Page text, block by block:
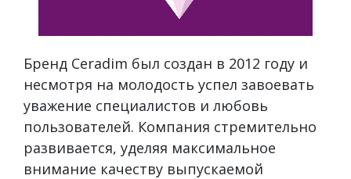
Бренд Ceradim был создан в 2012 году и
несмотря на молодость успел завоевать
уважение специалистов и любовь
пользователей. Компания стремительно
развивается, уделяя максимальное
внимание качеству выпускаемой